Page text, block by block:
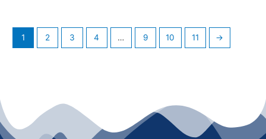
1 2 3 4 … 9 10 11 →